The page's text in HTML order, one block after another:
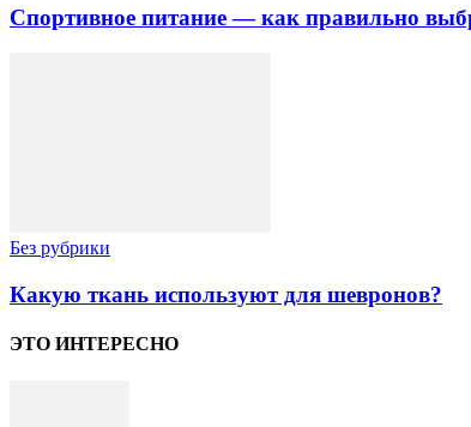
Спортивное питание — как правильно
Без рубрики
Какую ткань используют для шевронов?
ЭТО ИНТЕРЕСНО